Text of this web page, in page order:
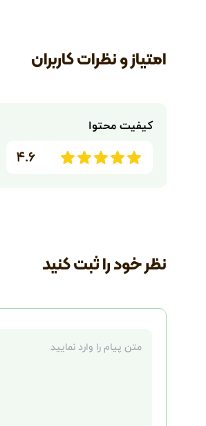
امتیاز و نظرات کاربران
کیفیت محتوا
۴.۶
نظر خود را ثبت کنید